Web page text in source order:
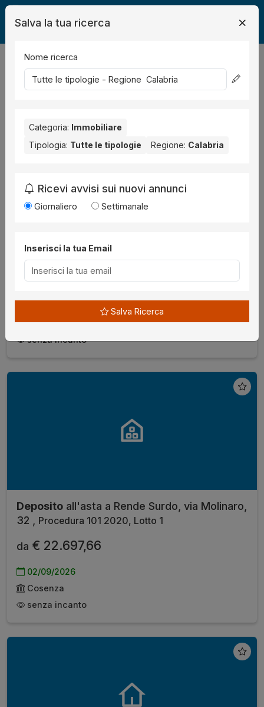
Legalmente Immobili
risultati Ordina per
snc ,
da€ 98.717,21
Cosenza
senza incanto
Deposito all'asta a Rende Surdo, via Molinaro,
32 ,
Procedura 101 2020, Lotto 1
da € 22.697,66
02/09/2026
Cosenza
senza incanto
Salva la tua ricerca
Nome ricerca
Categoria: Immobiliare
Tipologia: Tutte le tipologie Regione: Calabria
Ricevi avvisi sui nuovi annunci
Giornaliero Settimanale
Inserisci la tua Email
Salva Ricerca